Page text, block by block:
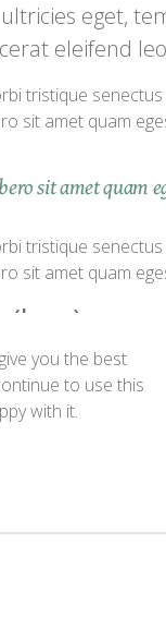
eget,
eleifend
tristique
sit amet quam
sit amet quam
tristique
sit amet quam
(large)
(large)
libero sit
you the best
to use this
with it.